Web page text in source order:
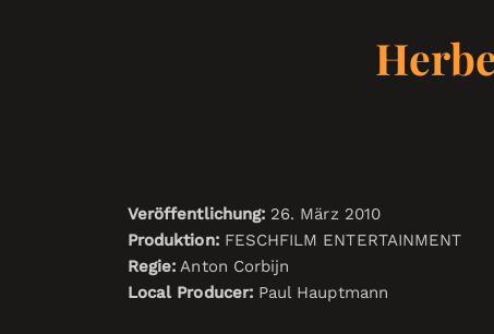
Veröffentlichung: 26. März 2010
Produktion:FESCHFILM ENTERTAINMENT
Regie: Anton Corbijn
Local Producer:Paul Hauptmann